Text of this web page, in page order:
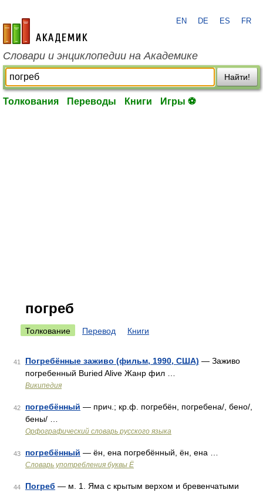
academic.ru
EN DE ES FR
Словари и энциклопедии на Академике
Найти!
Толкования Переводы Книги Игры ⚽
погреб
Толкование Перевод Книги
41 Погребённые заживо (фильм, 1990, США) — Заживо
погребенный Buried Alive Жанр фил …
Википедия
42 погребённый — прич.; кр.ф. погребён, погребена/, бено/,
бены/ …
Орфографический словарь русского языка
43 погребённый — ён, ена погребённый, ён, ена …
Словарь употребления буквы Ё
44 Погреб — м. 1. Яма с крытым верхом и бревенчатыми